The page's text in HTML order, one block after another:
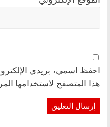
احفظ اسمي، بريدي
هذا المتصفح لاستخدامها